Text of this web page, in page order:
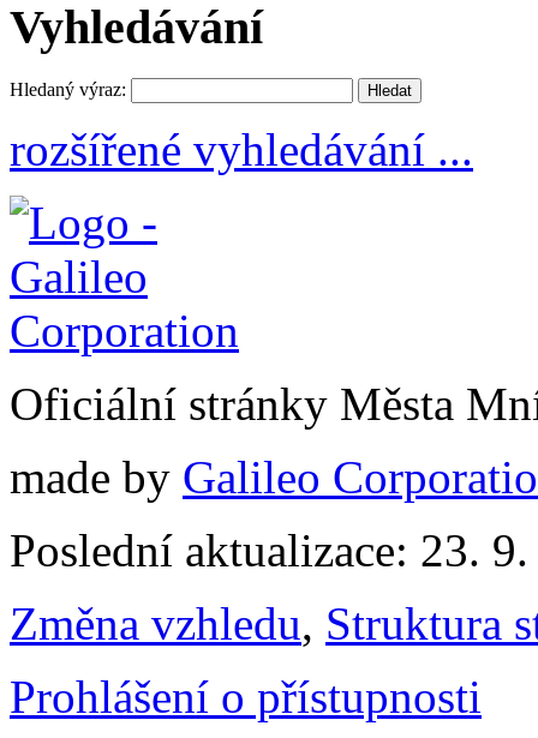
Vyhledávání
Hledaný výraz:
rozšířené vyhledávání ...
Oficiální stránky Města
made by Galileo
Poslední aktualizace: 23.
Změna vzhledu, Struktura
Prohlášení o přístupnosti